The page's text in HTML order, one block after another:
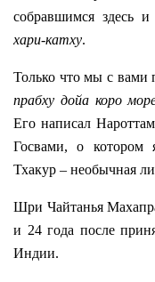
собравшимся здесь
хари-катху.
Только что мы с вами
прабху дойа коро
Его написал
Госвами, о котором
Тхакур – необычная
Шри Чайтанья
и 24 года после
Индии.